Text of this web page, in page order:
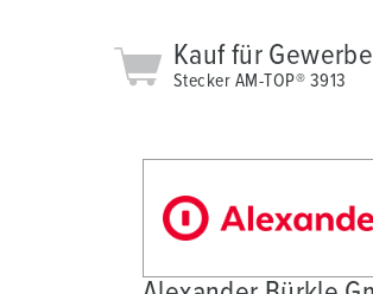
Kauf für
Stecker AM-TOP® 3913